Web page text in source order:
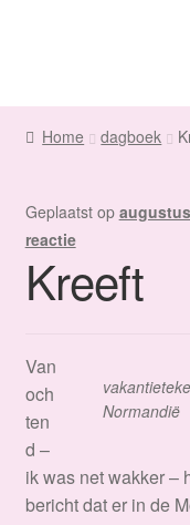
navigatie
inhoud
Home
Maatwerk
Winkel
Contact
Home dagboek
Geplaatst op
reactie
Kreeft
Normandië
Van
och
ten
d –
ik was net wakker –
bericht dat er in de